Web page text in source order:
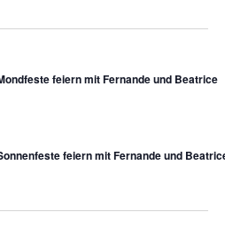
feiern mit Fernande und Beatrice
feiern mit Fernande und